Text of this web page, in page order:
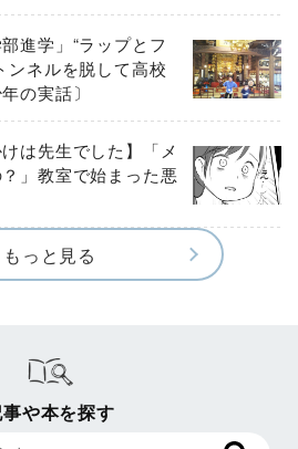
進学」“ラップとフ
ンネルを脱して高校
の実話〕
は先生でした】「メ
」教室で始まった悪
もっと見る
や本を探す